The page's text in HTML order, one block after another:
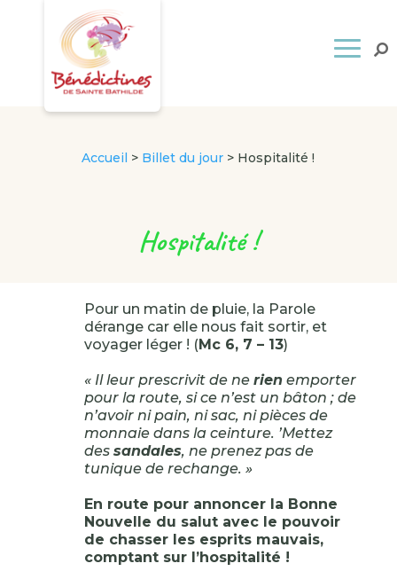
Accueil > Billet du jour > Hospitalité !
Hospitalité !
Pour un matin de pluie, la Parole
dérange car elle nous fait sortir, et
voyager léger ! (Mc 6, 7 – 13)
« Il leur prescrivit de ne rien emporter
pour la route, si ce n’est un bâton ; de
n’avoir ni pain, ni sac, ni pièces de
monnaie dans la ceinture. ’Mettez
des sandales, ne prenez pas de
tunique de rechange. »
En route pour annoncer la Bonne
Nouvelle du salut avec le pouvoir
de chasser les esprits mauvais,
comptant sur l’hospitalité !